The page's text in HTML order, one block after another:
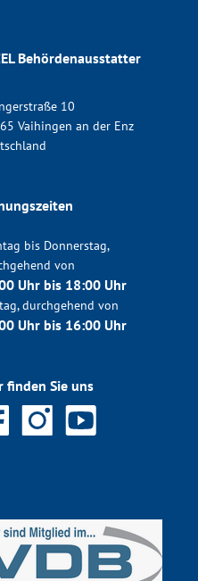
Behördenausstatter
10
Vaihingen an der Enz
bis Donnerstag,
von
Uhr bis 18:00 Uhr
durchgehend von
Uhr bis 16:00 Uhr
finden Sie uns